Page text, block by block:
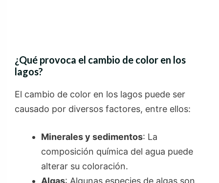
¿Qué provoca el cambio de color en los
lagos?
El cambio de color en los lagos puede ser
causado por diversos factores, entre ellos:
Minerales y sedimentos: La
composición química del agua puede
alterar su coloración.